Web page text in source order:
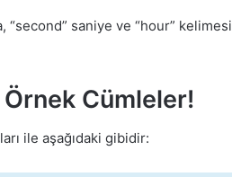
“second” saniye ve “hour” kelimesi
Cümleler!
ile aşağıdaki gibidir: